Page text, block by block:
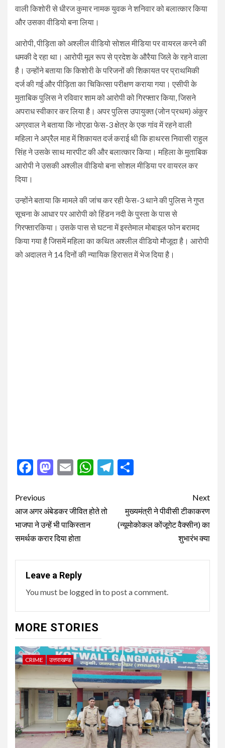
वाली किशोरी से धीरज कुमार नामक युवक ने शनिवार को बलात्कार किया
और उसका वीडियो बना लिया।
आरोपी, पीड़िता को अश्लील वीडियो सोशल मीडिया पर वायरल करने की
धमकी दे रहा था। आरोपी मूल रूप से प्रदेश के औरैया जिले के रहने वाला
है। उन्होंने बताया कि किशोरी के परिजनों की शिकायत पर प्राथमिकी
दर्ज की गई और पीड़िता का चिकित्सा परीक्षण कराया गया। एसीपी के
मुताबिक पुलिस ने रविवार शाम को आरोपी को गिरफ्तार किया, जिसने
अपराध स्वीकार कर लिया है। अपर पुलिस उपायुक्त (जोन प्रथम) अंकुर
अग्रवाल ने बताया कि नोएडा फेस-3 क्षेत्र के एक गांव में रहने वाली
महिला ने अप्रैल माह में शिकायत दर्ज कराई थी कि हाथरस निवासी राहुल
सिंह ने उसके साथ मारपीट की और बलात्कार किया। महिला के मुताबिक
आरोपी ने उसकी अश्लील वीडियो बना सोशल मीडिया पर वायरल कर
दिया।
उन्होंने बताया कि मामले की जांच कर रही फेस-3 थाने की पुलिस ने गुप्त
सूचना के आधार पर आरोपी को हिंडन नदी के पुस्ता के पास से
गिरफ्तारकिया। उसके पास से घटना में इस्तेमाल मोबाइल फोन बरामद
किया गया है जिसमें महिला का कथित अश्लील वीडियो मौजूदा है। आरोपी
को अदालत ने 14 दिनों की न्यायिक हिरासत में भेज दिया है।
Facebook
Mastodon
EmailWhatsApp
Telegram
Post
navigation
Previous
आज अगर अंबेडकर जीवित होते तो
भाजपा ने उन्हें भी पाकिस्तान
समर्थक करार दिया होता
Next
मुख्यमंत्री ने पीवीसी टीकाकरण
(न्यूमोकोकल कोंजूगेट वैक्सीन) का
शुभारंभ क्या
Leave a Reply
You must be logged into post a comment.
MORE STORIES
CRIME उत्तराखण्ड